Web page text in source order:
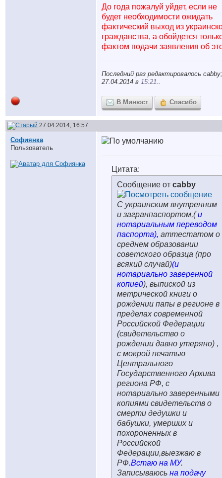
До года пожалуй уйдет, если не
будет необходимости ожидать
фактический выход из
гражданства, а обойдется
фактом подачи заявления об
Последний раз редактировалось cabby;
27.04.2014 в 15:21..
В Минюст Спасибо
27.04.2014, 16:57
Софиянка
Пользователь
Цитата:
Сообщение от cabby
С украинским внутренним
и загранпаспортом,(и
нотариальным переводом
паспорта), аттестатом о
среднем образовании
советского образца (про
всякий случай)(и
нотариально заверенной
копией), выпиской из
метрической книги о
рождении папы в регионе в
пределах современной
Российской Федерации
(свидетельство о
рождении давно утеряно) ,
с мокрой печатью
Центрального
Государственного Архива
региона РФ, с
нотариально заверенными
копиями свидетельств о
смерти дедушки и
бабушки, умерших и
похороненных в
Российской
Федерации,выезжаю в
РФ.Встаю на МУ.
Записываюсь на подачу